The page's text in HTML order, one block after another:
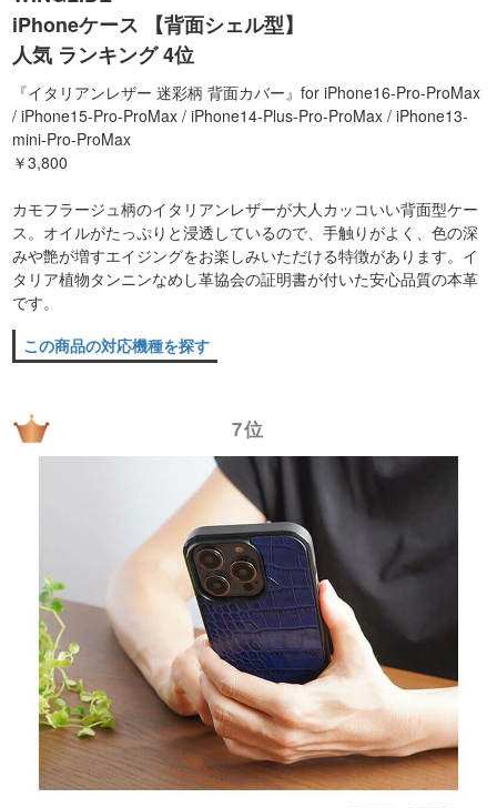
iPhoneケース 【背面シェル型】
人気 ランキング 4位
『イタリアンレザー 迷彩柄 背面カバー』for iPhone16-Pro-ProMax
/ iPhone15-Pro-ProMax / iPhone14-Plus-Pro-ProMax / iPhone13-
mini-Pro-ProMax
￥3,800
カモフラージュ柄のイタリアンレザーが大人カッコいい背面型ケー
ス。オイルがたっぷりと浸透しているので、手触りがよく、色の深
みや艶が増すエイジングをお楽しみいただける特徴があります。イ
タリア植物タンニンなめし革協会の証明書が付いた安心品質の本革
です。
この商品の対応機種を探す
7位